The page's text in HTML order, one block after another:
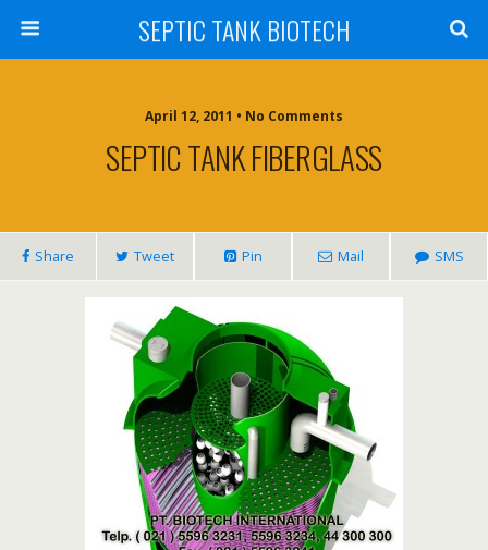
SEPTIC TANK BIOTECH
April 12, 2011 • No Comments
SEPTIC TANK FIBERGLASS
Share Tweet Pin Mail SMS